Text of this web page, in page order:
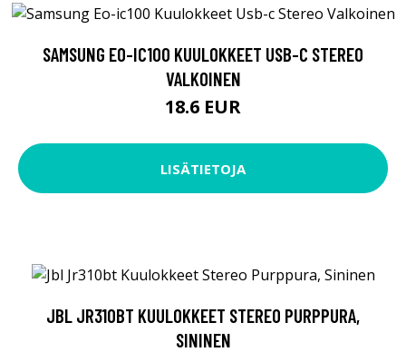
SAMSUNG EO-IC100 KUULOKKEET USB-C STEREO
VALKOINEN
18.6 EUR
LISÄTIETOJA
JBL JR310BT KUULOKKEET STEREO PURPPURA,
SININEN